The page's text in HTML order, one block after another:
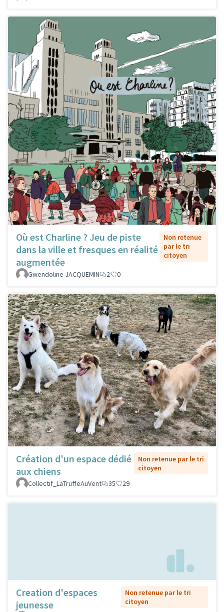
Où est Charline ? Jeu de piste
dans la ville et fresques en réalité
augmentée
Non retenue
par le tri
citoyen
Gwendoline JACQUEMIN 2 0
Création d'un espace dédié
aux chiens
Non retenue par le tri
citoyen
Collectif_LaTruffeAuVent
35 29
Creation d'espaces
jeunesse
Non retenue par le tri
citoyen